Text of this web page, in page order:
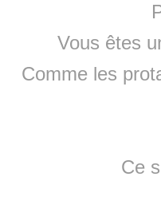
Vous êtes
Comme les
Ce